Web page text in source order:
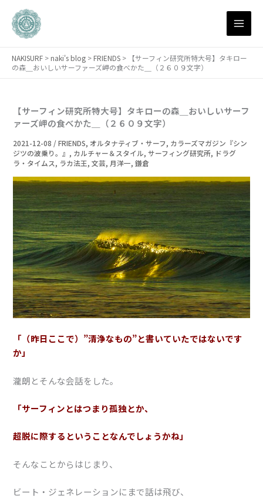
NAKISURF > naki's blog > FRIENDS >
【サーフィン研究所特大号】タキロー
の森＿おいしいサーファーズ岬の食べかた＿（２６０９文字）
【サーフィン研究所特大号】タキローの森＿おいしいサーフ
ァーズ岬の食べかた＿（２６０９文字）
2021-12-08 /FRIENDS, オルタナティブ・サーフ, カラーズマガジン『シン
ジツの波乗り。』 , カルチャー＆スタイル,サーフィング研究所, ドラグ
ラ・タイムス, ラカ法王,文芸, 月洋一,鎌倉
「（昨日ここで）”清浄なもの”と書いていたではないです
か」
瀧朗とそんな会話をした。
「サーフィンとはつまり孤独とか、
超脱に際するということなんでしょうかね」
そんなことからはじまり、
ビート・ジェネレーションにまで話は飛び、
別
ア
ー
イ